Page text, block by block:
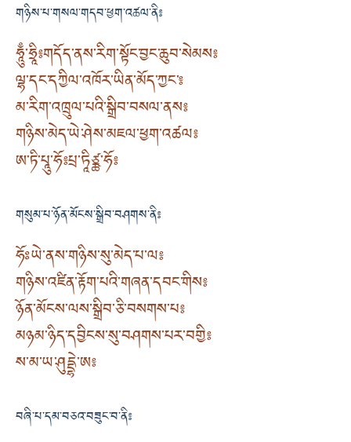
གཉིས་པ་གསལ་གདབ་ཕྱག་འཚལ་ནི༔
ཧཱུྃ་ཧྲཱི༔ གདོད་ནས་རིག་སྟོང་བྱང་ཆུབ་སེམས༔
ལྷ་དང་དཀྱིལ་འཁོར་ཡིན་མོད་ཀྱང་༔
མ་རིག་འཁྲུལ་པའི་སྒྲིབ་བསལ་ནས༔
གཉིས་མེད་ཡེ་ཤེས་མཇལ་ཕྱག་འཚལ༔
ཨ་ཏི་པཱུ་ཧོ༔ པྲ་ཏཱིཙྪ་ཧོ༔
གསུམ་པ་ཉོན་མོངས་སྒྲིབ་བཤགས་ནི༔
ཧོཿ ཡེ་ནས་གཉིས་སུ་མེད་པ་ལ༔
གཉིས་འཛིན་རྟོག་པའི་གཞན་དབང་གིས༔
ཉོན་མོངས་ལས་སྒྲིབ་ཅི་བསགས་པ༔
མཉམ་ཉིད་དབྱིངས་སུ་བཤགས་པར་བགྱི༔
ས་མ་ཡ་ཤུདྡྷེ་ཨ༔
བཞི་པ་དམ་བཅའ་བཟུང་བ་ནི༔